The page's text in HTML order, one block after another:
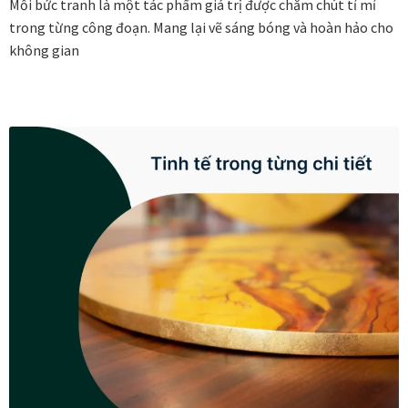
Đóng khung tranh canvas – tranh sơn dầu
Đóng khung tranh kính cho tranh ảnh, giấy mỹ thuật,
poster, bản vẽ tay
Đóng khung tranh sơn mài
Đóng khung tranh thêu
Giới Thiệu Mia Home
Mỗi bức tranh là một tác phẩm giá trị được chăm chút tỉ mỉ
trong từng công đoạn. Mang lại vẽ sáng bóng và hoàn hảo cho
không gian